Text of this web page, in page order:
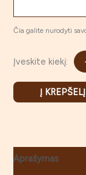
Čia galite nurodyti
Įveskite kiekį:
Į KREPŠELĮ
Aprašymas